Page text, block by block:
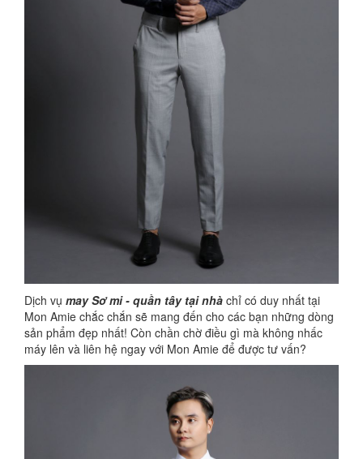
Dịch vụ may Sơ mi - quần tây tại nhà chỉ có duy nhất tại
Mon Amie chắc chắn sẽ mang đến cho các bạn những dòng
sản phẩm đẹp nhất! Còn chần chờ điều gì mà không nhấc
máy lên và liên hệ ngay với Mon Amie để được tư vấn?